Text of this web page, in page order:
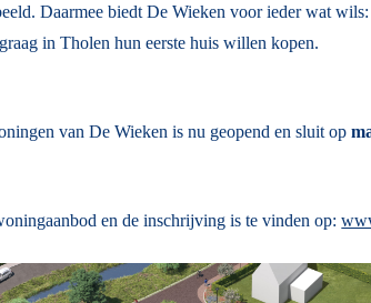
Daarmee biedt De Wieken voor ieder wat
in Tholen hun eerste huis willen kopen.
van De Wieken is nu geopend en sluit op
en de inschrijving is te vinden op: